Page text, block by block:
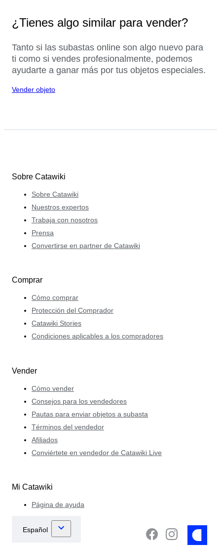
¿Tienes algo similar para vender?
Tanto si las subastas online son algo nuevo para
ti como si vendes profesionalmente, podemos
ayudarte a ganar más por tus objetos especiales.
Vender objeto
Sobre Catawiki
Sobre Catawiki
Nuestros expertos
Trabaja con nosotros
Prensa
Convertirse en partner de Catawiki
Comprar
Cómo comprar
Protección del Comprador
Catawiki Stories
Condiciones aplicables a los compradores
Vender
Cómo vender
Consejos para los vendedores
Pautas para enviar objetos a subasta
Términos del vendedor
Afiliados
Conviértete en vendedor de Catawiki Live
Mi Catawiki
Página de ayuda